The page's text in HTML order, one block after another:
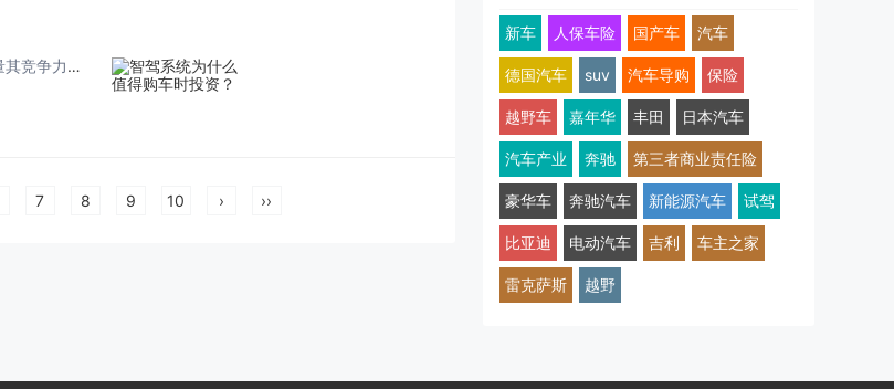
随着汽车工业向智能化转型，车辆在机械素质之外的科技配置已成为衡量其竞争力的关键指标。许多消费者在选购新车时，往往纠结于是否要为高阶辅助驾驶功能支付额外费用。从长远来看，具备先进感知与决策能力的驾驶辅助系统，不仅能显著提升行车安全系数，还能极...
7 8 9 10 › ››
新车 人保车险 国产车 汽车
德国汽车 suv 汽车导购 保险
越野车 嘉年华 丰田 日本汽车
汽车产业 奔驰 第三者商业责任险
豪华车 奔驰汽车 新能源汽车 试驾
比亚迪 电动汽车 吉利 车主之家
雷克萨斯 越野